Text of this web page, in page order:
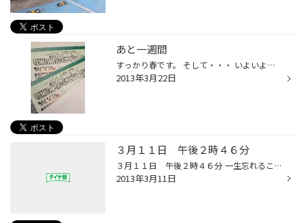
あと一週間
すっかり春です。 そして・・・ いよいよ待ちに待った「プロ野球開幕」まで一週間！！ 春を感じます。 今年の開幕は３/２９日（金） 残念ながらベイスターズはビジターでの開幕ですので 本拠地開幕戦は４/２（月）の巨人戦になります。 今年も早々とチケットをゲットいたしました。 いまからワクワ...
2013年3月22日
３月１１日 午後２時４６分
３月１１日 午後２時４６分 一生忘れることがない日時だと思います。 あの巨大地震から２年が経ちました。 今朝、新聞を見ていた子供から「今日は地震の時間に黙祷をするんだね」 と言われて思わずあの日のことを鮮明に思い出してしまいました。 とにかく怖かったの一言です。 そしてＴＶから流れ...
2013年3月11日